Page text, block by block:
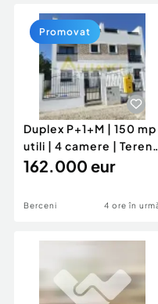
Servicii
Animale de companie
Afaceri și
Inchiriere Bunuri si
Utilaje agricole si
Piese auto si accesorii
Dacia Duster
Duplex P+1+M | 150 mp
utili | 4 camere | Teren
250 mp I T...
162.000 eur
Berceni 4 ore în
Promovat